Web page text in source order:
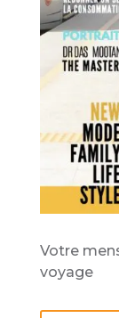
Votre
voyage